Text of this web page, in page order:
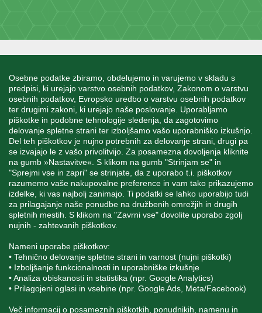
Osebne podatke zbiramo, obdelujemo in varujemo v skladu s
predpisi, ki urejajo varstvo osebnih podatkov, Zakonom o varstvu
osebnih podatkov, Evropsko uredbo o varstvu osebnih podatkov
ter drugimi zakoni, ki urejajo naše poslovanje. Uporabljamo
piškotke in podobne tehnologije sledenja, da zagotovimo
delovanje spletne strani ter izboljšamo vašo uporabniško izkušnjo.
Del teh piškotkov je nujno potrebnih za delovanje strani, drugi pa
se izvajajo le z vašo privolitvijo. Za posamezna dovoljenja kliknite
na gumb »Nastavitve«. S klikom na gumb "Strinjam se" in
"Sprejmi vse in zapri" se strinjate, da z uporabo t.i. piškotkov
razumemo vaše nakupovalne preference in vam tako prikazujemo
izdelke, ki vas najbolj zanimajo. Ti podatki se lahko uporabijo tudi
za prilagajanje naše ponudbe na družbenih omrežjih in drugih
spletnih mestih. S klikom na "Zavrni vse" dovolite uporabo zgolj
nujnih - zahtevanih piškotkov.
Nameni uporabe piškotkov:
• Tehnično delovanje spletne strani in varnost (nujni piškotki)
• Izboljšanje funkcionalnosti in uporabniške izkušnje
• Analiza obiskanosti in statistika (npr. Google Analytics)
• Prilagojeni oglasi in vsebine (npr. Google Ads, Meta/Facebook)
Več informacij o posameznih piškotkih, ponudnikih, namenu in
MOJ RAČUN
STORITEV ZA STRANKE
SPREMLJAJTE NAS
+386 1 562 21 11